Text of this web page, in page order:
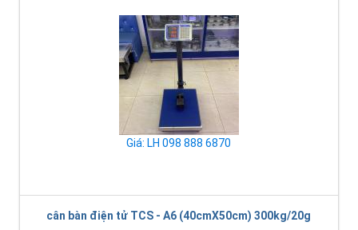
Giá: LH 098 888 6870
cân bàn điện tử TCS - A6 (40cmX50cm) 300kg/20g